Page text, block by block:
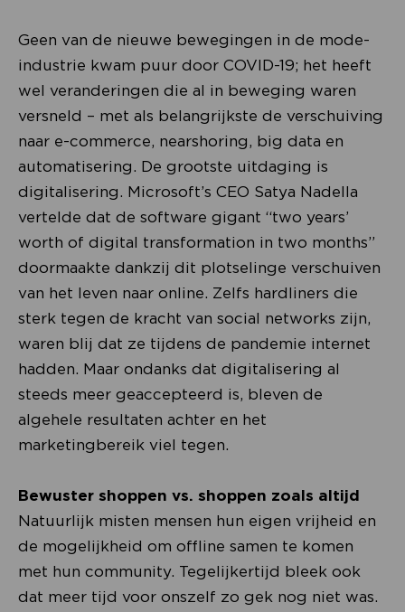
Geen van de nieuwe bewegingen in de mode-
industrie kwam puur door COVID-19; het heeft
wel veranderingen die al in beweging waren
versneld – met als belangrijkste de verschuiving
naar e-commerce, nearshoring, big data en
automatisering. De grootste uitdaging is
digitalisering. Microsoft’s CEO Satya Nadella
vertelde dat de software gigant “two years’
worth of digital transformation in two months”
doormaakte dankzij dit plotselinge verschuiven
van het leven naar online. Zelfs hardliners die
sterk tegen de kracht van social networks zijn,
waren blij dat ze tijdens de pandemie internet
hadden. Maar ondanks dat digitalisering al
steeds meer geaccepteerd is, bleven de
algehele resultaten achter en het
marketingbereik viel tegen.
Bewuster shoppen vs. shoppen zoals altijd
Natuurlijk misten mensen hun eigen vrijheid en
de mogelijkheid om offline samen te komen
met hun community. Tegelijkertijd bleek ook
dat meer tijd voor onszelf zo gek nog niet was.